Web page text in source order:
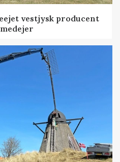
vestjysk producent